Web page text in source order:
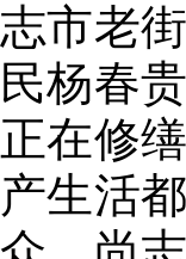
志市老
民杨春
正在修
产生活